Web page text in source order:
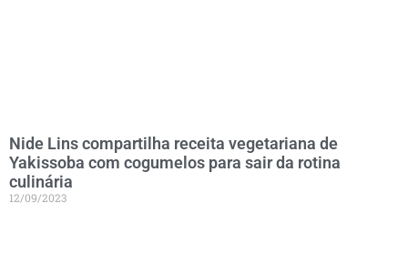
Nide Lins compartilha receita vegetariana de
Yakissoba com cogumelos para sair da rotina
culinária
12/09/2023